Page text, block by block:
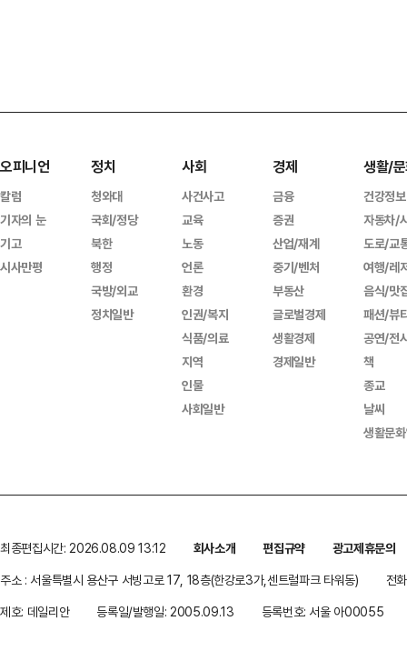
오피니언
칼럼
기자의 눈
기고
시사만평
정치
청와대
국회/정당
북한
행정
국방/외교
정치일반
사회
사건사고
교육
노동
언론
환경
인권/복지
식품/의료
지역
인물
사회일반
경제
금융
증권
산업/재계
중기/벤처
부동산
글로벌경제
생활경제
경제일반
생활/
건강정보
자동차/
도로/교
여행/레
음식/맛
패션/뷰
공연/전
책
종교
날씨
생활문
최종편집시간: 2026.08.09 13:12 회사소개 편집규약
광고제휴문의
주소 : 서울특별시 용산구 서빙고로 17, 18층(한강로3가,센트럴파크 타워동)
전
제호: 데일리안
등록일/발행일: 2005.09.13 등록번호: 서울 아00055